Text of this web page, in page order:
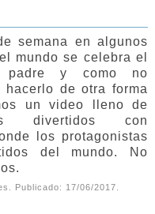
semana en algunos
mundo se celebra el
y como no
hacerlo de otra forma
un video lleno de
divertidos con
los protagonistas
del mundo. No
Publicado: 17/06/2017.